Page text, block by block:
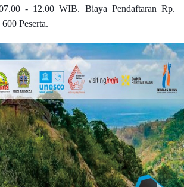
- 12.00 WIB. Biaya Pendaftaran Rp.
Peserta.